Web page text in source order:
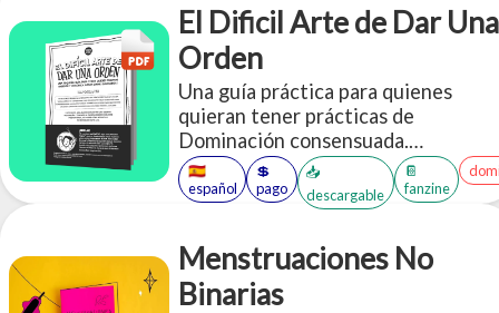
El Dificil Arte de Dar Una
Orden
Una guía práctica para quienes
quieran tener prácticas de
Dominación consensuada.
Compilamos múltiples ideas y
aplicaciones de ejemplo a la hora de
🇪🇸
español
💲
pago
📥
descargable
📔
fanzine
Menstruaciones No
Binarias